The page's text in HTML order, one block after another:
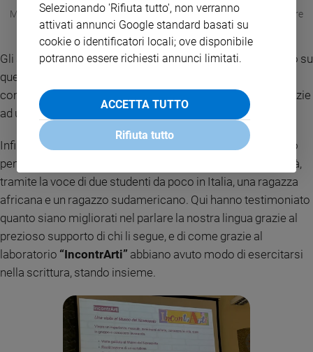
Mohamed Ba (a sinistra) con uno dei ragazzi della Fondazione mentre
leggono una poesia
Gli alunni dellascuola secondaria “Vivaio”hanno lavorato su
questi concetti grazie alle origini eritree di una loro
compagna, scoprendo i suoni e le vibrazioni dell’Africa, grazie
ad un laboratorio sulla canzone“Waving’ Flag”
Infine, a mostrare quanto l’aiuto porti al progresso ci hanno
pensato gli adolescenti dell’
, in città,
tramite la voce di due studenti da poco in Italia, una ragazza
africana e un ragazzo sudamericano. Qui hanno testimoniato
quanto siano migliorati nel parlare la nostra lingua grazie al
prezioso supporto di chi li segue, e di come grazie al
laboratorio “IncontrArti” abbiano avuto modo di esercitarsi
nella scrittura, stando insieme.
Selezionando 'Rifiuta tutto', non verranno
attivati annunci Google standard basati su
cookie o identificatori locali; ove disponibile
potranno essere richiesti annunci limitati.
ACCETTA TUTTO
Rifiuta tutto